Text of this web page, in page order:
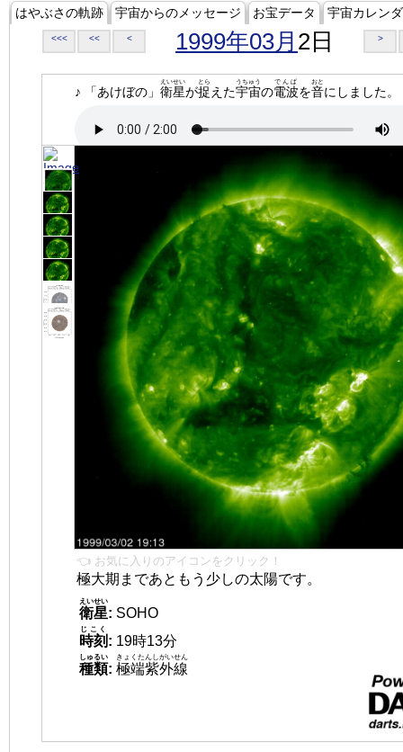
はやぶさの軌跡 宇宙からのメッセージ お宝データ 宇宙カレン
<<< << < 1999年03月 2日 >
♪ 「あけぼの」 衛星
えいせい
が捉
とら
えた宇宙
うちゅう
の電波
でんぱ
を音
おと
にしました。
👈 お気に入りのアイコンをクリック！
極大期まであともう少しの太陽です。
衛星
えいせい
: SOHO
時刻
じこく
: 19時13分
種類
しゅるい
: 極端紫外線
きょくたんしがいせん